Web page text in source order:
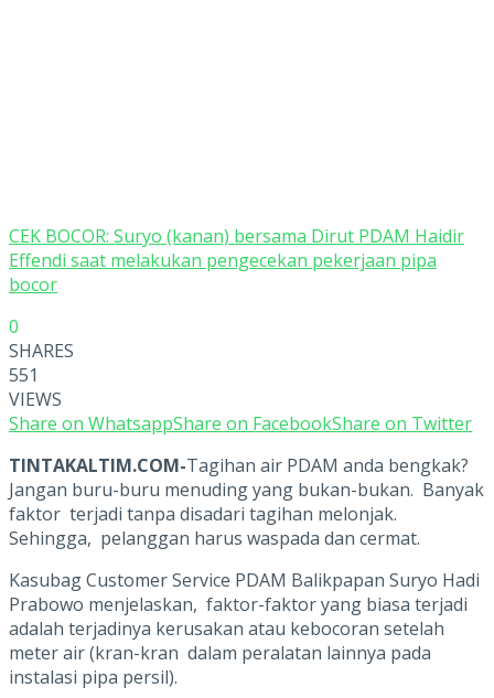
CEK BOCOR: Suryo (kanan) bersama Dirut PDAM Haidir
Effendi saat melakukan pengecekan pekerjaan pipa
bocor
0
SHARES
551
VIEWS
Share on WhatsappShare on FacebookShare on Twitter
TINTAKALTIM.COM-Tagihan air PDAM anda bengkak?
Jangan buru-buru menuding yang bukan-bukan. Banyak
faktor terjadi tanpa disadari tagihan melonjak.
Sehingga, pelanggan harus waspada dan cermat.
Kasubag Customer Service PDAM Balikpapan Suryo Hadi
Prabowo menjelaskan, faktor-faktor yang biasa terjadi
adalah terjadinya kerusakan atau kebocoran setelah
meter air (kran-kran dalam peralatan lainnya pada
instalasi pipa persil).